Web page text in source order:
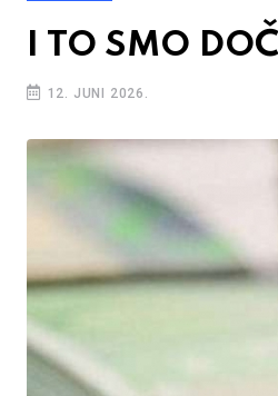
I TO SMO
12. JUNI 2026.